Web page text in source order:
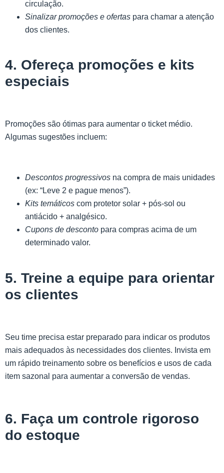
circulação.
Sinalizar promoções e ofertas para chamar a atenção
dos clientes.
4. Ofereça promoções e kits
especiais
Promoções são ótimas para aumentar o ticket médio.
Algumas sugestões incluem:
Descontos progressivos na compra de mais unidades
(ex: “Leve 2 e pague menos”).
Kits temáticos com protetor solar + pós-sol ou
antiácido + analgésico.
Cupons de desconto para compras acima de um
determinado valor.
5. Treine a equipe para orientar
os clientes
Seu time precisa estar preparado para indicar os produtos
mais adequados às necessidades dos clientes. Invista em
um rápido treinamento sobre os benefícios e usos de cada
item sazonal para aumentar a conversão de vendas.
6. Faça um controle rigoroso
do estoque